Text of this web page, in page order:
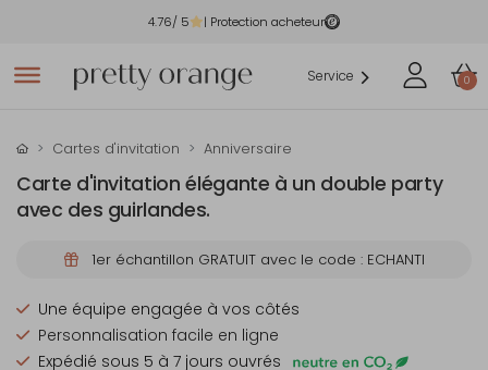
4.76/ 5 | Protection acheteur
Service 0
Cartes d'invitation Anniversaire
Carte d'invitation élégante à un double party
avec des guirlandes.
1er échantillon GRATUIT avec le code : ECHANTI
Une équipe engagée à vos côtés
Personnalisation facile en ligne
Expédié sous 5 à 7 jours ouvrés